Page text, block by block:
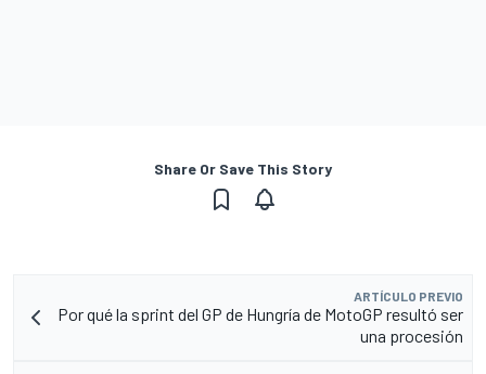
Share Or Save This Story
ARTÍCULO PREVIO
Por qué la sprint del GP de Hungría de MotoGP resultó ser
una procesión